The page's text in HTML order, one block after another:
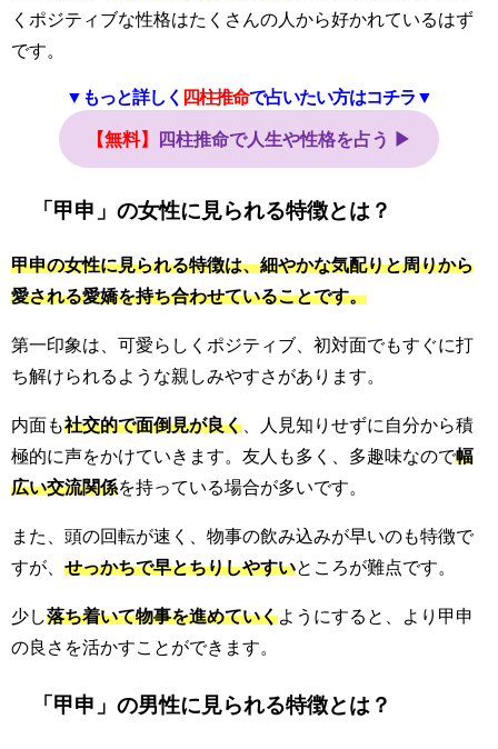
くポジティブな性格はたくさんの人から好かれているはず
です。
▼もっと詳しく 四柱推命で占いたい方はコチラ▼
【無料】 四柱推命で人生や性格を占う ▶
「甲申」の女性に見られる特徴とは？
甲申の女性に見られる特徴は、細やかな気配りと周りから
愛される愛嬌を持ち合わせていることです。
第一印象は、可愛らしくポジティブ、初対面でもすぐに打
ち解けられるような親しみやすさがあります。
内面も社交的で面倒見が良く 、人見知りせずに自分から積
極的に声をかけていきます。友人も多く、多趣味なので幅
広い交流関係を持っている場合が多いです。
また、頭の回転が速く、物事の飲み込みが早いのも特徴で
すが、 せっかちで早とちりしやすいところが難点です。
少し落ち着いて物事を進めていくようにすると、より甲申
の良さを活かすことができます。
「甲申」の男性に見られる特徴とは？